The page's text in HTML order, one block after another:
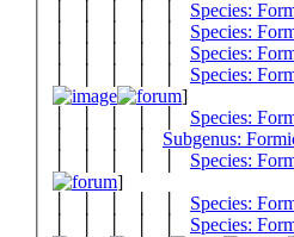
Species:
Species:
Species:
Species:
]
Species:
Subgenus:
Species:
]
Species:
Species: